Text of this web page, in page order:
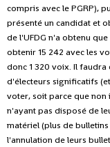
compris avec le PGRP),
présenté un candidat et
de l'UFDG n'a obtenu
obtenir 15 242 avec les
donc 1 320 voix. Il
d'électeurs significatifs
voter, soit parce que non
n'ayant pas disposé de
matériel (plus de
l'annulation de leurs